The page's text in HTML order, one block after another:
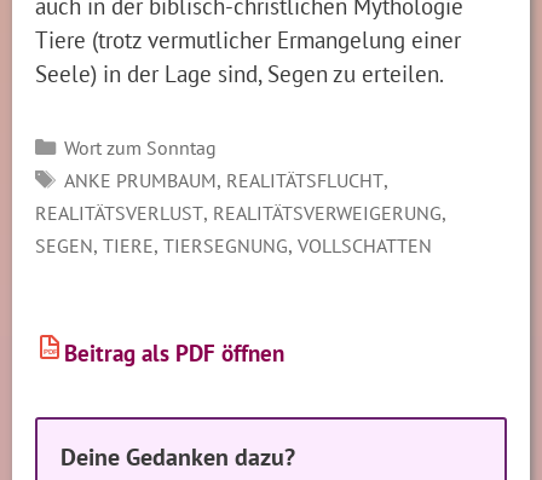
Tiere (trotz vermutlicher Ermangelung einer
Seele) in der Lage sind, Segen zu erteilen.
Kategorien
Wort zum Sonntag
SCHLAGWÖRTER
ANKE PRUMBAUM, REALITÄTSFLUCHT,
REALITÄTSVERLUST, REALITÄTSVERWEIGERUNG,
SEGEN,TIERE,TIERSEGNUNG,VOLLSCHATTEN
PDF Beitrag als PDF öffnen
Deine Gedanken dazu?